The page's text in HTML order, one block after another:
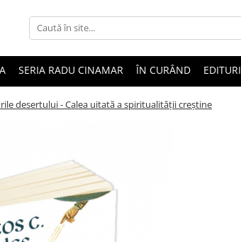
SERIA RADU CINAMAR ÎN CURÂND EDITURI
desertului - Calea uitată a spiritualității creștine